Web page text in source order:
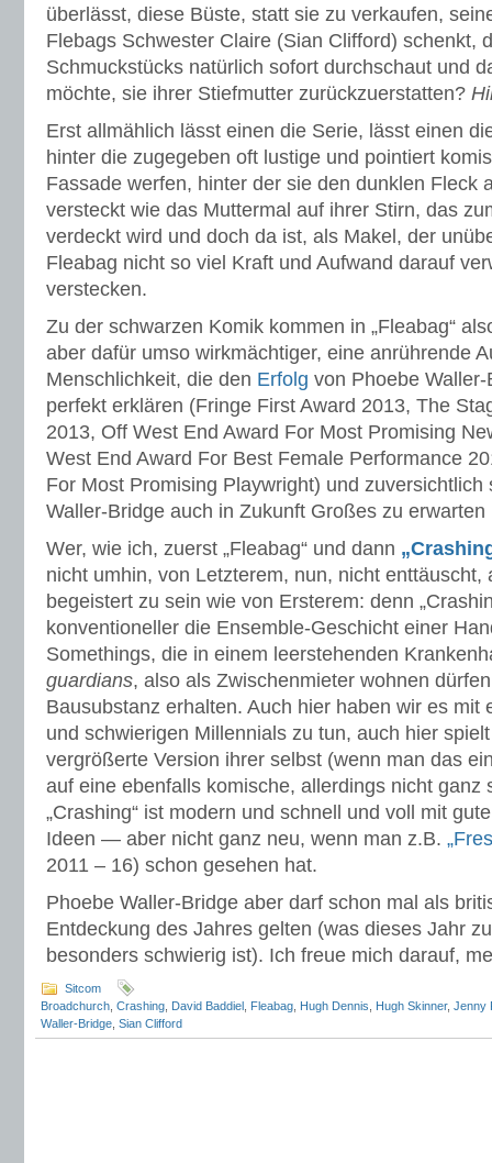
überlässt, diese Büste, statt sie zu verkaufen,
Flebags Schwester Claire (Sian Clifford) schenkt,
Schmuckstücks natürlich sofort durchschaut und
möchte, sie ihrer Stiefmutter zurückzuerstatten?
Erst allmählich lässt einen die Serie, lässt einen
hinter die zugegeben oft lustige und pointiert
Fassade werfen, hinter der sie den dunklen Fleck
versteckt wie das Muttermal auf ihrer Stirn, das
verdeckt wird und doch da ist, als Makel, der
Fleabag nicht so viel Kraft und Aufwand darauf
verstecken.
Zu der schwarzen Komik kommen in „Fleabag“
aber dafür umso wirkmächtiger, eine anrührende
Menschlichkeit, die den Erfolg von Phoebe
perfekt erklären (Fringe First Award 2013, The
2013, Off West End Award For Most Promising
West End Award For Best Female Performance
For Most Promising Playwright) und zuversichtlich
Waller-Bridge auch in Zukunft Großes zu erwarten
Wer, wie ich, zuerst „Fleabag“ und dann
nicht umhin, von Letzterem, nun, nicht enttäuscht,
begeistert zu sein wie von Ersterem: denn
konventioneller die Ensemble-Geschicht einer
Somethings, die in einem leerstehenden
guardians, also als Zwischenmieter wohnen
Bausubstanz erhalten. Auch hier haben wir es mit
und schwierigen Millennials zu tun, auch hier
vergrößerte Version ihrer selbst (wenn man das
auf eine ebenfalls komische, allerdings nicht ganz
„Crashing“ ist modern und schnell und voll mit
Ideen — aber nicht ganz neu, wenn man z.B.
2011 – 16) schon gesehen hat.
Phoebe Waller-Bridge aber darf schon mal als
Entdeckung des Jahres gelten (was dieses Jahr
besonders schwierig ist). Ich freue mich darauf,
Sitcom
Broadchurch Crashing David Baddiel Fleabag Hugh Dennis Hugh Skinner, Jenny
Waller-Bridge Sian Clifford